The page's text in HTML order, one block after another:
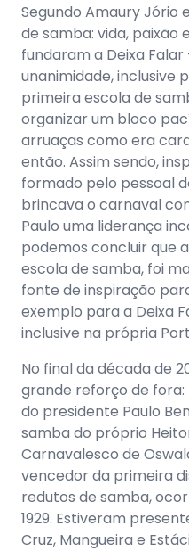
Segundo Amaury Jório
de samba: vida, paixão
fundaram a Deixa
unanimidade, inclusive
primeira escola de
organizar um bloco
arruaças como era
então. Assim sendo,
formado pelo pessoal
brincava o carnaval
Paulo uma liderança
podemos concluir que
escola de samba, foi
fonte de inspiração
exemplo para a Deixa
inclusive na própria
No final da década de
grande reforço de fora:
do presidente Paulo
samba do próprio
Carnavalesco de
vencedor da primeira
redutos de samba,
1929. Estiveram
Cruz, Mangueira e